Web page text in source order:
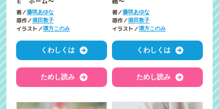
著／藤咲あゆな
原作／堀田敦子
イラスト／環方このみ
くわしくは
ためし読み
著／藤咲あゆな
原作／堀田敦子
イラスト／環方このみ
くわしくは
ためし読み